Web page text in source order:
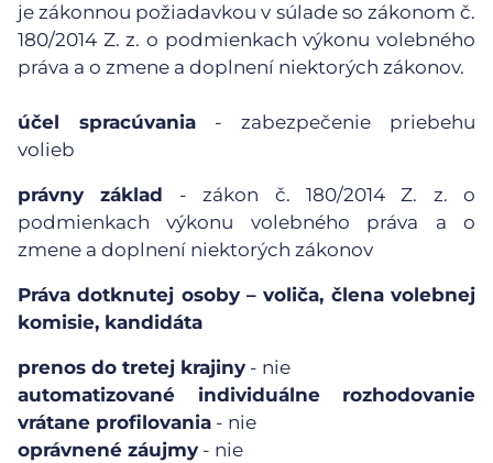
je zákonnou požiadavkou v súlade so zákonom č.
180/2014 Z. z. o podmienkach výkonu volebného
práva a o zmene a doplnení niektorých zákonov.
účel spracúvania - zabezpečenie priebehu
volieb
právny základ - zákon č. 180/2014 Z. z. o
podmienkach výkonu volebného práva a o
zmene a doplnení niektorých zákonov
Práva dotknutej osoby – voliča, člena volebnej
komisie, kandidáta
prenos do tretej krajiny - nie
automatizované individuálne rozhodovanie
vrátane profilovania - nie
oprávnené záujmy - nie